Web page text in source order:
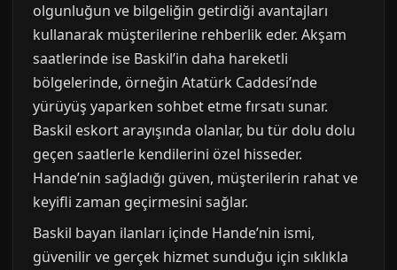
olgunluğun ve bilgeliğin getirdiği avantajları
kullanarak müşterilerine rehberlik eder. Akşam
saatlerinde ise Baskil’in daha hareketli
bölgelerinde, örneğin Atatürk Caddesi’nde
yürüyüş yaparken sohbet etme fırsatı sunar.
Baskil eskort arayışında olanlar, bu tür dolu dolu
geçen saatlerle kendilerini özel hisseder.
Hande’nin sağladığı güven, müşterilerin rahat ve
keyifli zaman geçirmesini sağlar.
Baskil bayan ilanları içinde Hande’nin ismi,
güvenilir ve gerçek hizmet sunduğu için sıklıkla